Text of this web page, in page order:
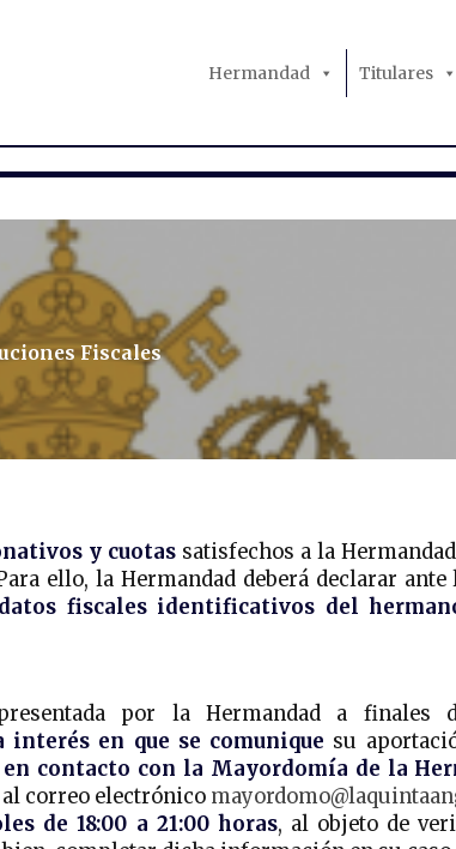
Hermandad Titulares
Fiscales
y cuotas satisfechos a la
ello, la Hermandad deberá declarar
datos fiscales identificativos del
por la Hermandad a finales
interés en que se comunique su
en contacto con la Mayordomía de la
al correo electrónico
de 18:00 a 21:00 horas, al objeto de